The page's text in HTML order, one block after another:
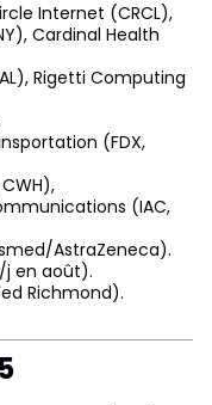
Internet (CRCL),
Cardinal Health
Rigetti Computing
(FDX,
(IAC,
AstraZeneca).
j en août).
Richmond).